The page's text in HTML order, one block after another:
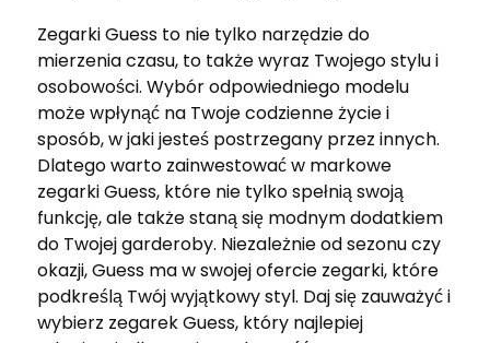
Zegarki Guess to nie tylko narzędzie do
mierzenia czasu, to także wyraz Twojego stylu i
osobowości. Wybór odpowiedniego modelu
może wpłynąć na Twoje codzienne życie i
sposób, w jaki jesteś postrzegany przez innych.
Dlatego warto zainwestować w markowe
zegarki Guess, które nie tylko spełnią swoją
funkcję, ale także staną się modnym dodatkiem
do Twojej garderoby. Niezależnie od sezonu czy
okazji, Guess ma w swojej ofercie zegarki, które
podkreślą Twój wyjątkowy styl. Daj się zauważyć i
wybierz zegarek Guess, który najlepiej